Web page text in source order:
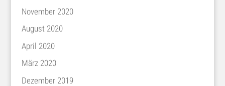
November 2020
August 2020
April 2020
März 2020
Dezember 2019